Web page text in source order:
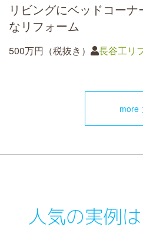
リビングにベッドコー
なリフォーム
500万円（税抜き） 長谷工リ
more
人気の実例